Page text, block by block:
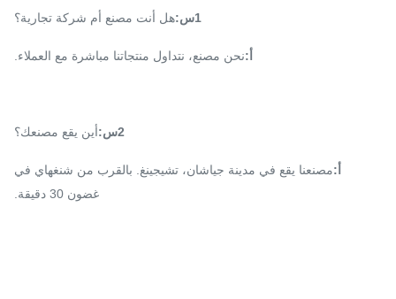
1س: هل أنت مصنع أم شركة تجارية؟
أ:نحن مصنع، نتداول منتجاتنا مباشرة مع العملاء.
2س: أين يقع مصنعك؟
أ:مصنعنا يقع في مدينة جياشان، تشيجينغ. بالقرب من شنغهاي في
غضون 30 دقيقة.